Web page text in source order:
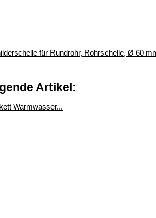
für Rundrohr, Rohrschelle, Ø 60
Artikel: